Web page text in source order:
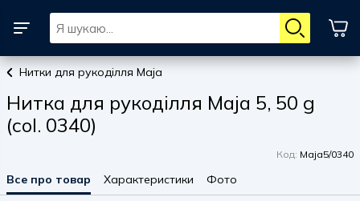
Нитки для рукоділля Maja
Нитка для рукоділля Maja 5, 50 g
(col. 0340)
Код: Maja5/0340
Все про товар Характеристики Фото